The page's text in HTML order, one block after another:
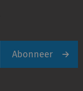
Abonneer